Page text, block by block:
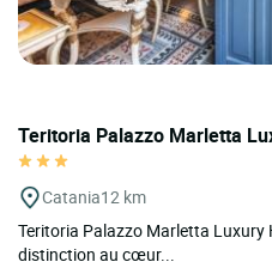
Teritoria Palazzo Marletta
Catania12 km
Teritoria Palazzo Marletta Luxury
distinction au cœur...